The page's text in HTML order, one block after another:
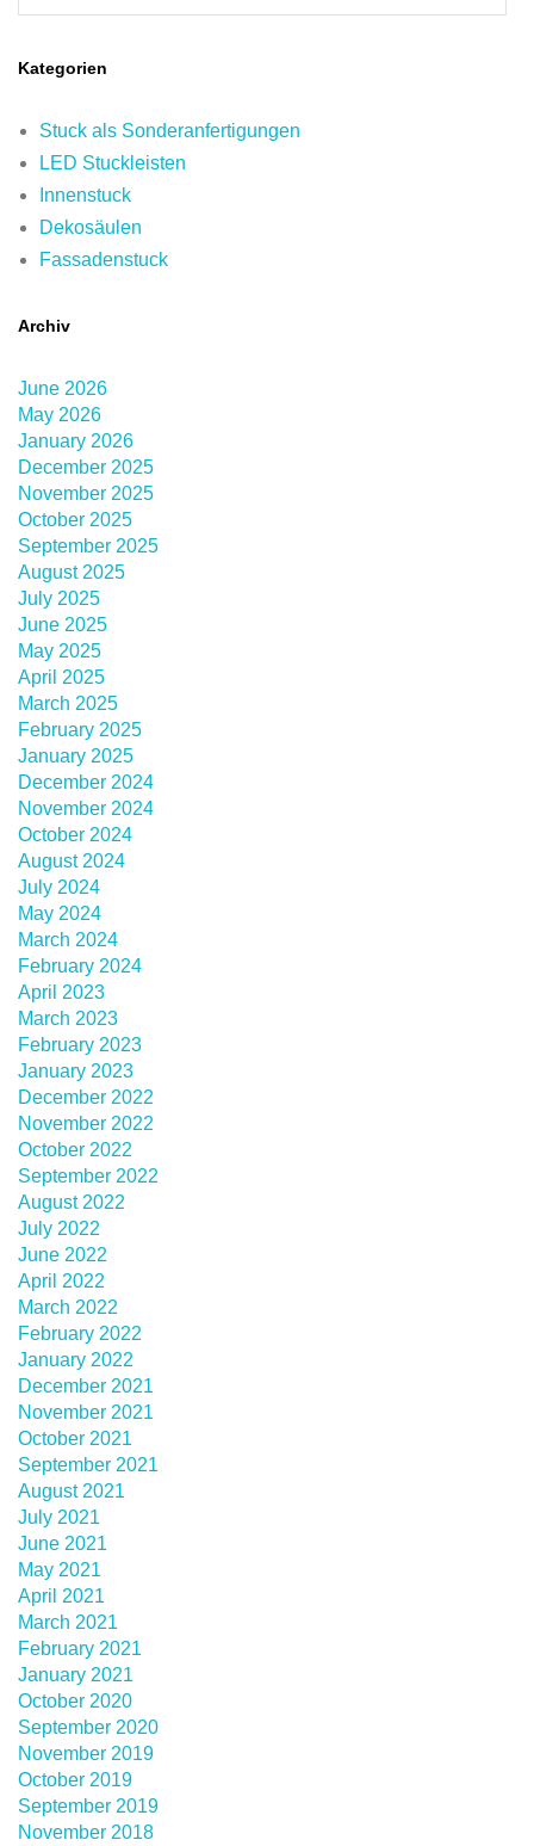
Kategorien
Stuck als Sonderanfertigungen
LED Stuckleisten
Innenstuck
Dekosäulen
Fassadenstuck
Archiv
June 2026
May 2026
January 2026
December 2025
November 2025
October 2025
September 2025
August 2025
July 2025
June 2025
May 2025
April 2025
March 2025
February 2025
January 2025
December 2024
November 2024
October 2024
August 2024
July 2024
May 2024
March 2024
February 2024
April 2023
March 2023
February 2023
January 2023
December 2022
November 2022
October 2022
September 2022
August 2022
July 2022
June 2022
April 2022
March 2022
February 2022
January 2022
December 2021
November 2021
October 2021
September 2021
August 2021
July 2021
June 2021
May 2021
April 2021
March 2021
February 2021
January 2021
October 2020
September 2020
November 2019
October 2019
September 2019
November 2018